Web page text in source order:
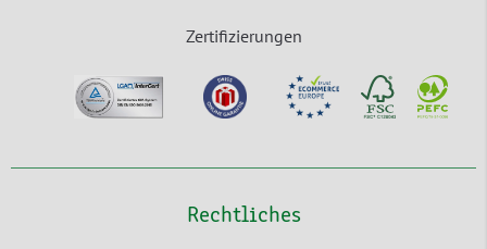
Zertifizierungen
Rechtliches